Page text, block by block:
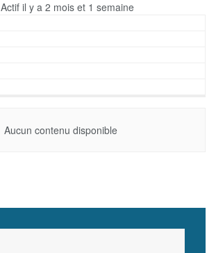
Actif il y a 2 mois et 1 semaine
Aucun contenu disponible